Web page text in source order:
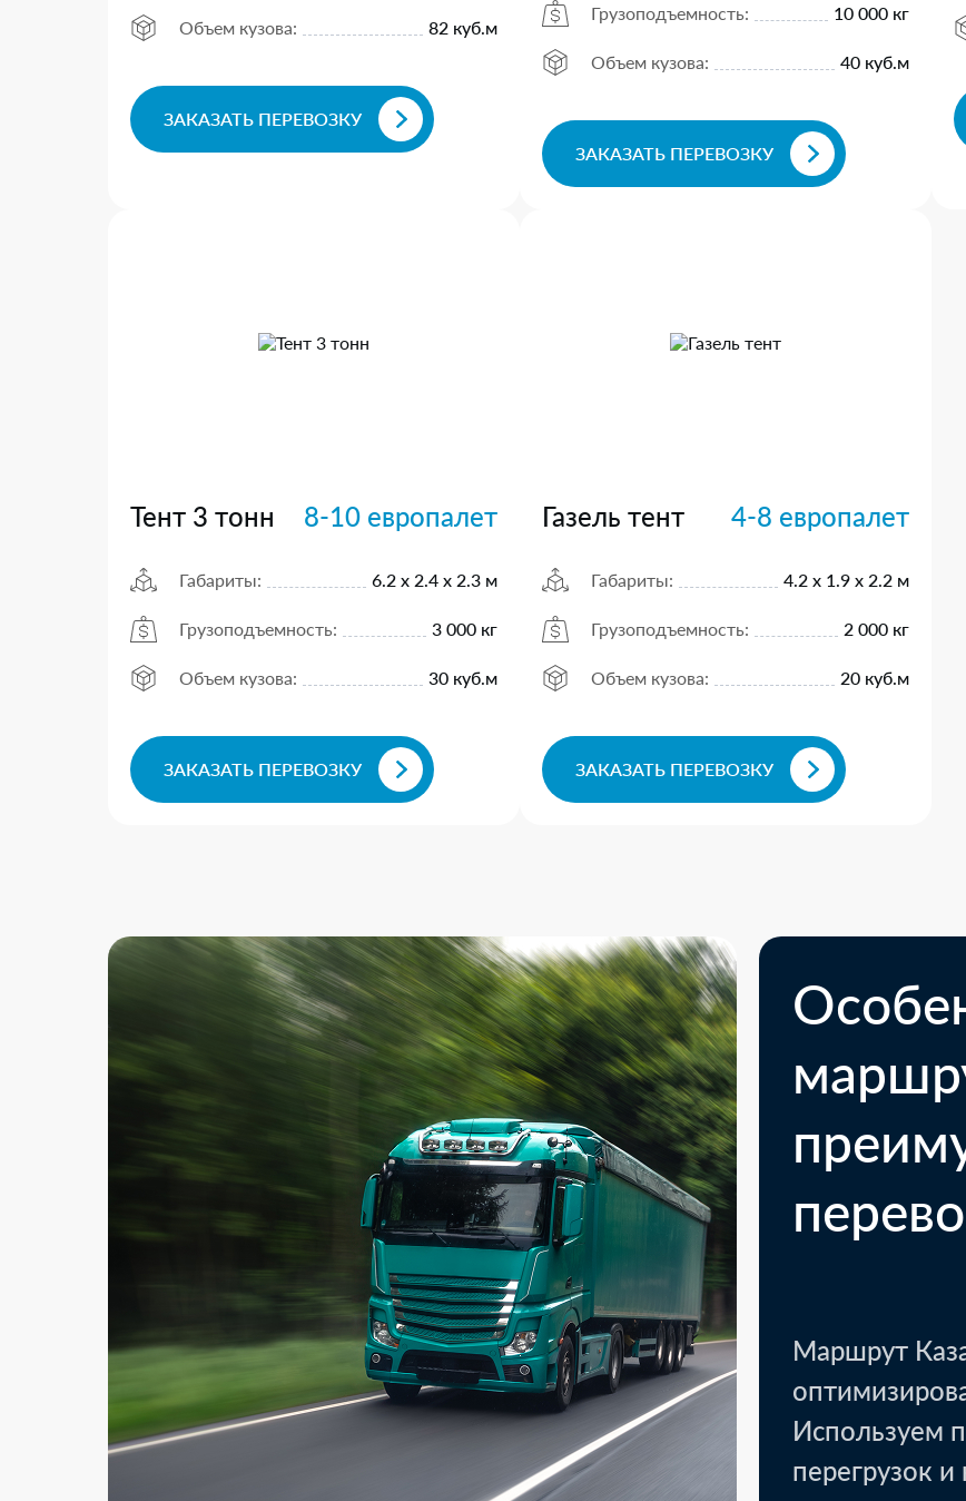
Объем кузова: 82 куб.м
ЗАКАЗАТЬ ПЕРЕВОЗКУ
Грузоподъемность: 10 000 кг
Объем кузова: 40 куб.м
ЗАКАЗАТЬ ПЕРЕВОЗКУ
Тент 3 тонн 8-10 европалет
Габариты: 6.2 х 2.4 х 2.3 м
Грузоподъемность: 3 000 кг
Объем кузова: 30 куб.м
ЗАКАЗАТЬ ПЕРЕВОЗКУ
Газель тент 4-8 европалет
Габариты: 4.2 х 1.9 х 2.2 м
Грузоподъемность: 2 000 кг
Объем кузова: 20 куб.м
ЗАКАЗАТЬ ПЕРЕВОЗКУ
Маршрут
Используем
перегрузок
1 паллет - текстиль,
LTL доставка.